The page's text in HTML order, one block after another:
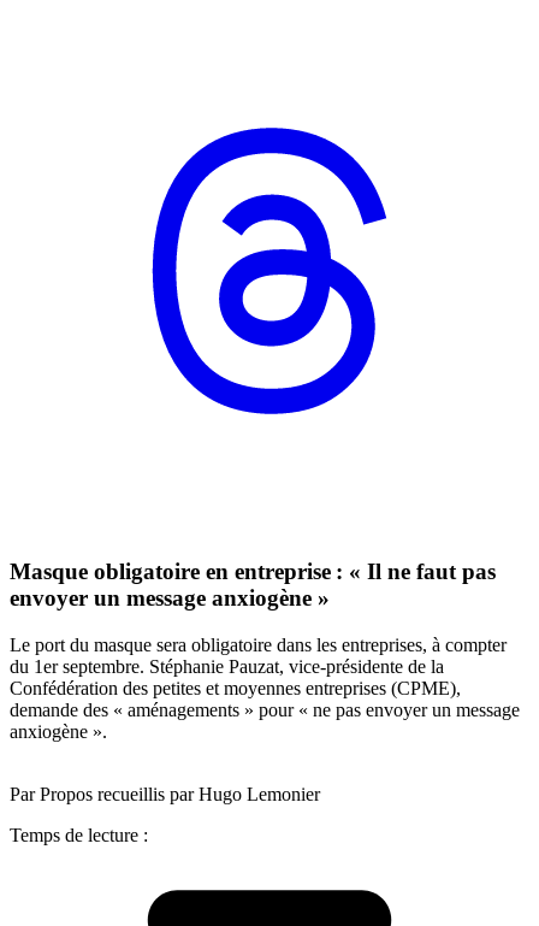
Masque obligatoire en entreprise : « Il ne faut pas
envoyer un message anxiogène »
Le port du masque sera obligatoire dans les entreprises, à compter
du 1er septembre. Stéphanie Pauzat, vice-présidente de la
Confédération des petites et moyennes entreprises (CPME),
demande des « aménagements » pour « ne pas envoyer un message
anxiogène ».
Par Propos recueillis par Hugo Lemonier
Temps de lecture :